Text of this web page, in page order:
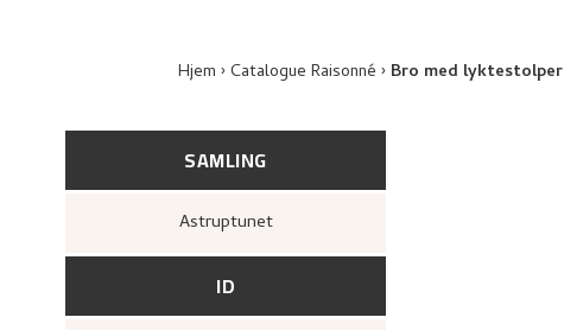
Hjem Catalogue Raisonné Bro med lyktestolper
SAMLING
Astruptunet
ID